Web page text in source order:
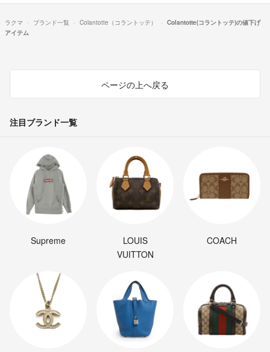
ラクマ ブランド一覧 Colantotte（コラントッテ）
Colantotte(コラントッテ)の値下げ
アイテム
ページの上へ戻る
注目ブランド一覧
Supreme
LOUIS
VUITTON
COACH